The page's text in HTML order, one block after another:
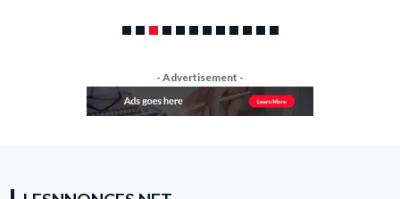
- Advertisement -